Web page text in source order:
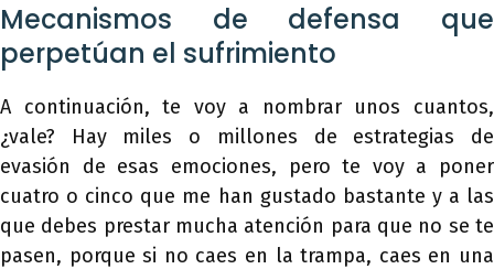
Mecanismos de defensa que
perpetúan el sufrimiento
A continuación, te voy a nombrar unos cuantos,
¿vale? Hay miles o millones de estrategias de
evasión de esas emociones, pero te voy a poner
cuatro o cinco que me han gustado bastante y a las
que debes prestar mucha atención para que no se te
pasen, porque si no caes en la trampa, caes en una